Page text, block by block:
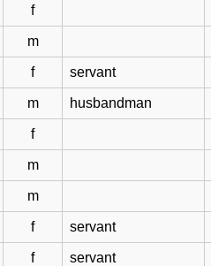
f
m
f servant
m husbandman
f
m
m
f servant
f servant